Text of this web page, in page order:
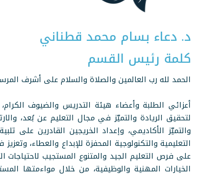
د. دعاء بسام محمد قطناني
كلمة رئيس القسم
الحمد لله رب العالمين والصلاة والسلام على أشرف
أعزائي الطلبة وأعضاء هيئة التدريس والضيوف
لتحقيق الريادة والتميّز في مجال التعليم عن بُعد،
والتميّز الأكاديمي، وإعداد الخريجين القادرين على
التعليمية والتكنولوجية المحفزة للإبداع والعطاء،
على فرص التعليم الجيد والمتنوع المستجيب لاحتياجات
الخيارات المهنية والوظيفية، من خلال مواءمتها